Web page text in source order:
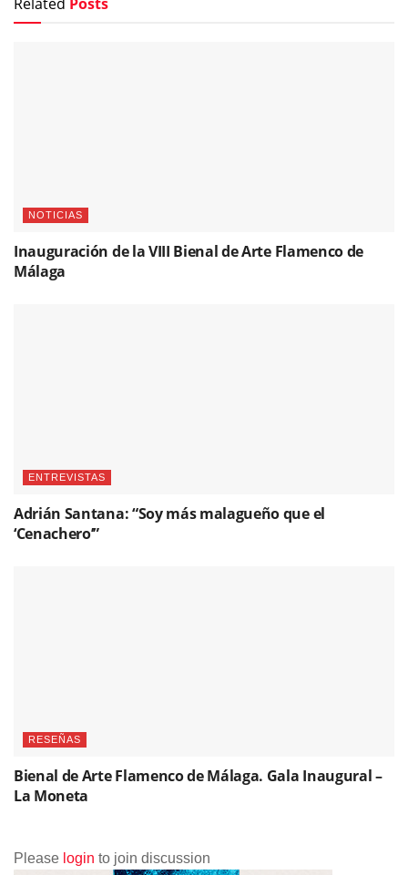
NOTICIAS
Inauguración de la VIII Bienal de Arte Flamenco de
Málaga
ENTREVISTAS
Adrián Santana: “Soy más malagueño que el
‘Cenachero’”
RESEÑAS
Bienal de Arte Flamenco de Málaga. Gala Inaugural –
La Moneta
Please login to join discussion